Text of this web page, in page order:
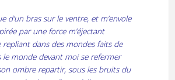
d’un bras sur le ventre, et m’envole
par une force m’éjectant
repliant dans des mondes faits de
le monde devant moi se refermer
ombre repartir, sous les bruits du